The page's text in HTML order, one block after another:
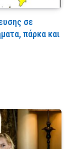
σε
πάρκα και